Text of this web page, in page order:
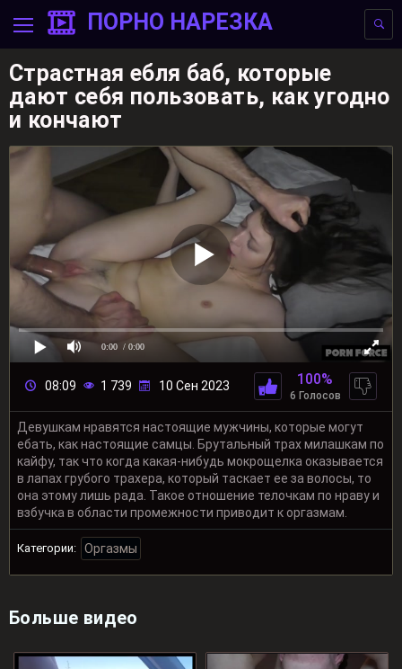
ПОРНО НАРЕЗКА
Страстная ебля баб, которые
дают себя пользовать, как угодно
и кончают
0:00 / 0:00
08:09 1 739 10 Сен 2023 100%
6 Голосов
Девушкам нравятся настоящие мужчины, которые могут
ебать, как настоящие самцы. Брутальный трах милашкам по
кайфу, так что когда какая-нибудь мокрощелка оказывается
в лапах грубого трахера, который таскает ее за волосы, то
она этому лишь рада. Такое отношение телочкам по нраву и
взбучка в области промежности приводит к оргазмам.
Категории: Оргазмы
Больше видео